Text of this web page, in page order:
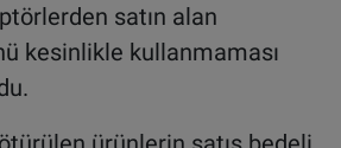
satın alan
kesinlikle kullanmaması